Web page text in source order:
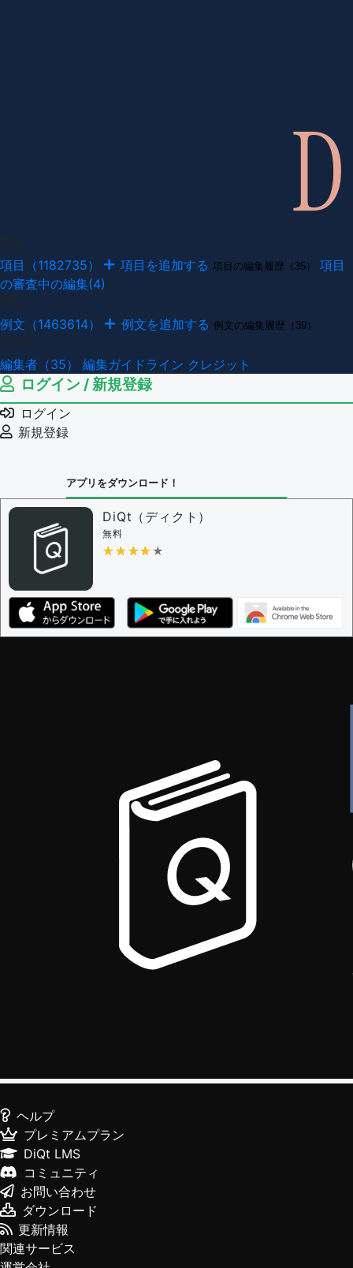
項目（1182735） 項目を追加する 項目の編集履歴（35）
項目
の審査中の編集(4)
例文（1463614） 例文を追加する 例文の編集履歴（39）
編集者（35） 編集ガイドライン クレジット
ログイン / 新規登録
ログイン
新規登録
アプリをダウンロード！
DiQt（ディクト）
無料
★★★★★
★★★★★
ヘルプ
プレミアムプラン
DiQt LMS
コミュニティ
お問い合わせ
ダウンロード
更新情報
関連サービス